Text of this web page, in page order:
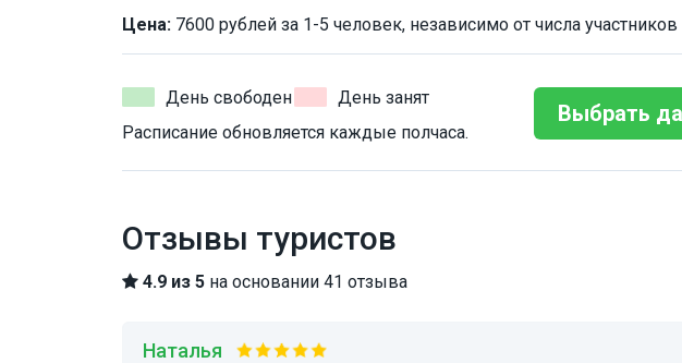
Цена: 7600 рублей за 1-5 человек, независимо от числа участников
День свободен
День занят
Расписание обновляется каждые полчаса.
Выбрать
Отзывы туристов
4.9 из 5 на основании 41 отзыва
Наталья